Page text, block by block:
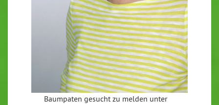
Baumpaten gesucht zu melden unter